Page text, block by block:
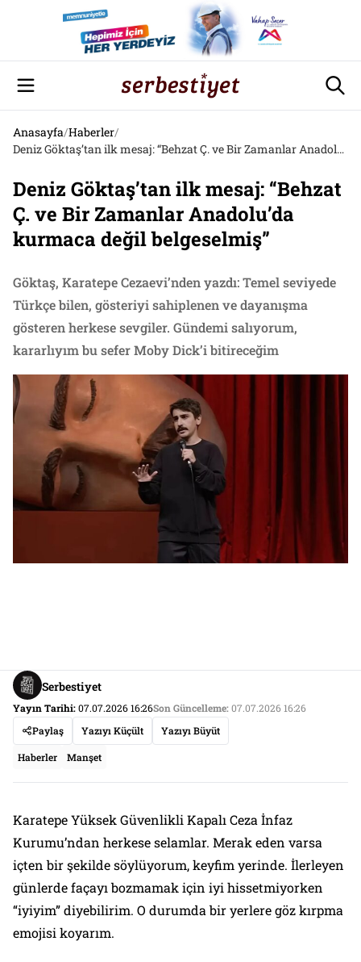
Anasayfa/Haberler/
Deniz Göktaş’tan ilk mesaj: “Behzat Ç. ve Bir Zamanlar Anadolu’da kurmaca değil belgeselmiş”
Deniz Göktaş’tan ilk mesaj: “Behzat
Ç. ve Bir Zamanlar Anadolu’da
kurmaca değil belgeselmiş”
Göktaş, Karatepe Cezaevi’nden yazdı: Temel seviyede
Türkçe bilen, gösteriyi sahiplenen ve dayanışma
gösteren herkese sevgiler. Gündemi salıyorum,
kararlıyım bu sefer Moby Dick’i bitireceğim
Serbestiyet
Yayın Tarihi:07.07.2026 16:26Son Güncelleme:07.07.2026 16:26
Paylaş
Yazıyı Küçült Yazıyı Büyüt
Haberler Manşet
Karatepe Yüksek Güvenlikli Kapalı Ceza İnfaz
Kurumu’ndan herkese selamlar. Merak eden varsa
içten bir şekilde söylüyorum, keyfim yerinde. İlerleyen
günlerde façayı bozmamak için iyi hissetmiyorken
“iyiyim” diyebilirim. O durumda bir yerlere göz kırpma
emojisi koyarım.